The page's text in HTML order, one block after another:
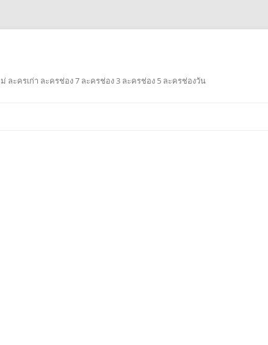
ละครเก่า ละครช่อง 7 ละครช่อง 3 ละครช่อง 5 ละครช่องวัน